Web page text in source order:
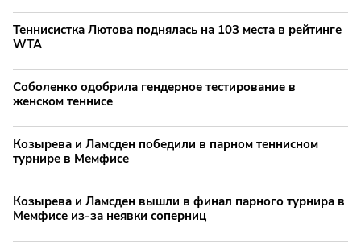
Теннисистка Лютова поднялась на 103 места в рейтинге
WTA
Соболенко одобрила гендерное тестирование в
женском теннисе
Козырева и Ламсден победили в парном теннисном
турнире в Мемфисе
Козырева и Ламсден вышли в финал парного турнира в
Мемфисе из-за неявки соперниц